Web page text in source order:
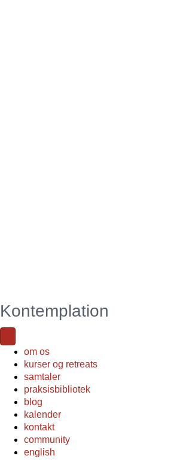
Kontemplation
om os
kurser og retreats
samtaler
praksisbibliotek
blog
kalender
kontakt
community
english